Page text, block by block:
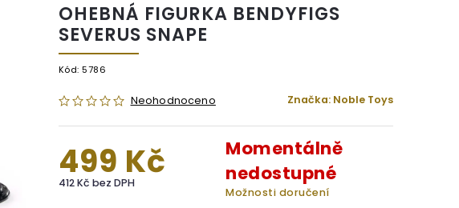
OHEBNÁ FIGURKA BENDYFIGS
SEVERUS SNAPE
Kód: 5786
Neohodnoceno Značka: Noble Toys
499 Kč
412 Kč bez DPH
Momentálně
nedostupné
Možnosti doručení